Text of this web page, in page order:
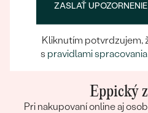
Eppický
Pri nakupovaní online aj
ZASLAŤ
Kliknutím potvrdzujem,
s pravidlami